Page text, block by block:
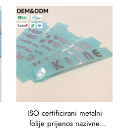
Elektroformirani Etiket
Tanak Nikl Metal Transfer
Sticker za čaše
ISO certificirani metalni
folije prijenos nazivne